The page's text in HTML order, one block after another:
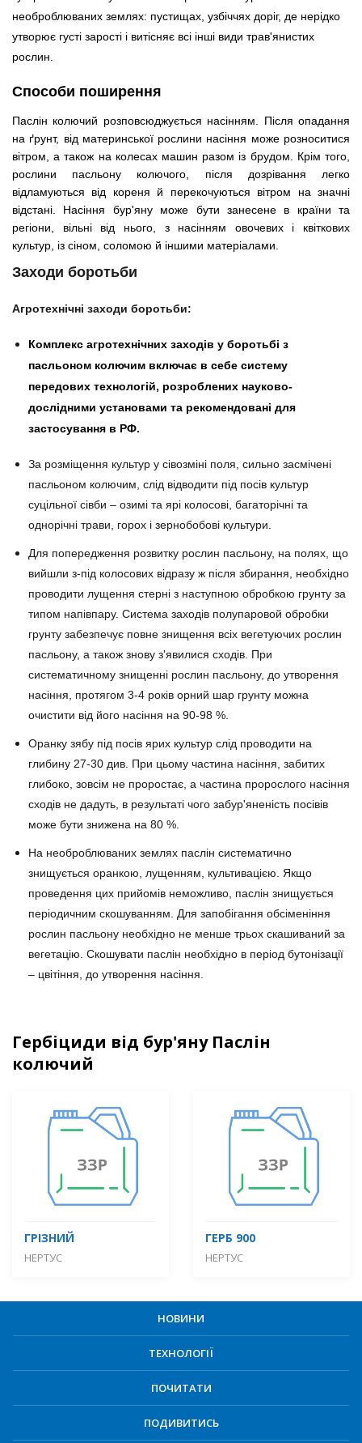
необроблюваних землях: пустищах, узбіччях доріг, де нерідко
утворює густі зарості і витісняє всі інші види трав'янистих
рослин.
Способи поширення
Паслін колючий розповсюджується насінням. Після опадання
на ґрунт, від материнської рослини насіння може розноситися
вітром, а також на колесах машин разом із брудом. Крім того,
рослини пасльону колючого, після дозрівання легко
відламуються від кореня й перекочуються вітром на значні
відстані. Насіння бур'яну може бути занесене в країни та
регіони, вільні від нього, з насінням овочевих і квіткових
культур, із сіном, соломою й іншими матеріалами.
Заходи боротьби
Агротехнічні заходи боротьби:
Комплекс агротехнічних заходів у боротьбі з
пасльоном колючим включає в себе систему
передових технологій, розроблених науково-
дослідними установами та рекомендовані для
застосування в РФ.
За розміщення культур у сівозміні поля, сильно засмічені
пасльоном колючим, слід відводити під посів культур
суцільної сівби – озимі та ярі колосові, багаторічні та
однорічні трави, горох і зернобобові культури.
Для попередження розвитку рослин пасльону, на полях, що
вийшли з-під колосових відразу ж після збирання, необхідно
проводити лущення стерні з наступною обробкою грунту за
типом напівпару. Система заходів полупаровой обробки
грунту забезпечує повне знищення всіх вегетуючих рослин
пасльону, а також знову з'явилися сходів. При
систематичному знищенні рослин пасльону, до утворення
насіння, протягом 3-4 років орний шар грунту можна
очистити від його насіння на 90-98 %.
Оранку зябу під посів ярих культур слід проводити на
глибину 27-30 див. При цьому частина насіння, забитих
глибоко, зовсім не проростає, а частина пророслого насіння
сходів не дадуть, в результаті чого забур'яненість посівів
може бути знижена на 80 %.
На необроблюваних землях паслін систематично
знищується оранкою, лущенням, культивацією. Якщо
проведення цих прийомів неможливо, паслін знищується
періодичним скошуванням. Для запобігання обсіменіння
рослин пасльону необхідно не менше трьох скашиваний за
вегетацію. Скошувати паслін необхідно в період бутонізації
– цвітіння, до утворення насіння.
Гербіциди від бур'яну Паслін
колючий
ГРІЗНИЙ
НЕРТУС
ГЕРБ 900
НЕРТУС
НОВИНИ
ТЕХНОЛОГІЇ
ПОЧИТАТИ
ПОДИВИТИСЬ